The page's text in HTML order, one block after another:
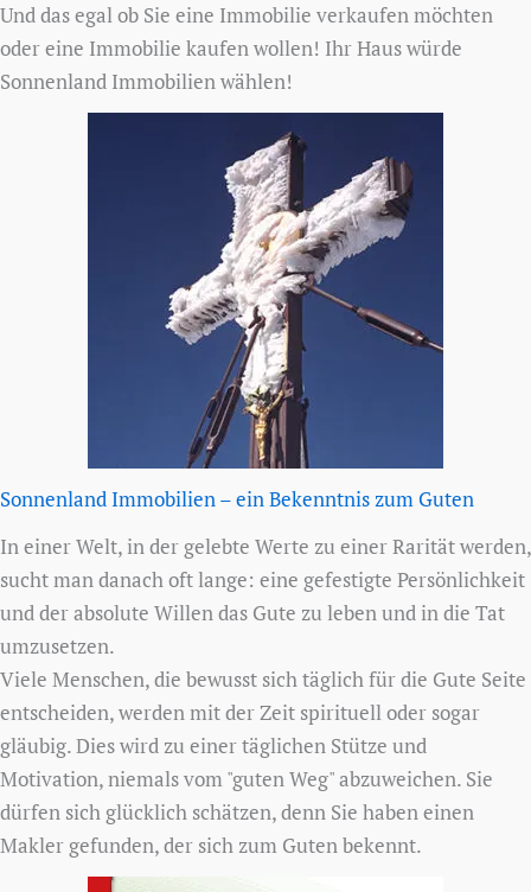
Und das egal ob Sie eine Immobilie verkaufen möchten
oder eine Immobilie kaufen wollen! Ihr Haus würde
Sonnenland Immobilien wählen!
Sonnenland Immobilien – ein Bekenntnis zum Guten
In einer Welt, in der gelebte Werte zu einer Rarität werden,
sucht man danach oft lange: eine gefestigte Persönlichkeit
und der absolute Willen das Gute zu leben und in die Tat
umzusetzen.
Viele Menschen, die bewusst sich täglich für die Gute Seite
entscheiden, werden mit der Zeit spirituell oder sogar
gläubig. Dies wird zu einer täglichen Stütze und
Motivation, niemals vom "guten Weg" abzuweichen. Sie
dürfen sich glücklich schätzen, denn Sie haben einen
Makler gefunden, der sich zum Guten bekennt.